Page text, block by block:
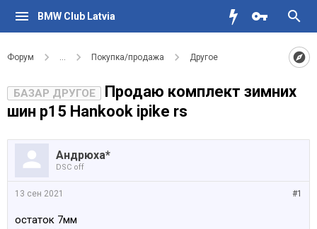
BMW Club Latvia
Форум ... Покупка/продажа Другое
БАЗАР ДРУГОЕ
Продаю комплект зимних
шин р15 Hankook ipike rs
Андрюха*
DSC off
#1
13 сен 2021
остаток 7мм